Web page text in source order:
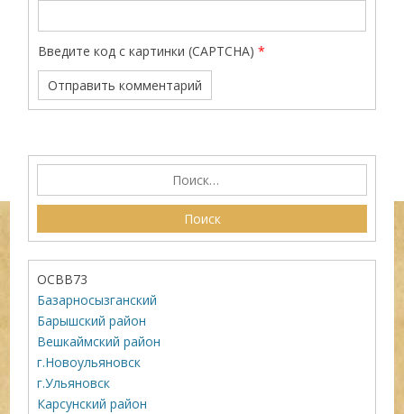
Введите код с картинки (CAPTCHA) *
ОСВВ73
Базарносызганский
Барышский район
Вешкаймский район
г.Новоульяновск
г.Ульяновск
Карсунский район